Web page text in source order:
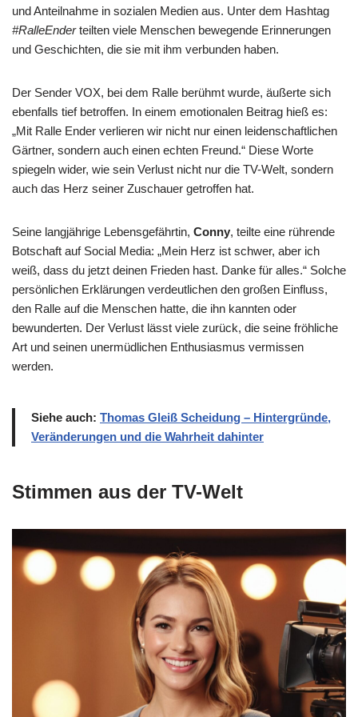
und Anteilnahme in sozialen Medien aus. Unter dem Hashtag
#RalleEnderteilten viele Menschen bewegende Erinnerungen
und Geschichten, die sie mit ihm verbunden haben.
Der Sender VOX, bei dem Ralle berühmt wurde, äußerte sich
ebenfalls tief betroffen. In einem emotionalen Beitrag hieß es:
„Mit Ralle Ender verlieren wir nicht nur einen leidenschaftlichen
Gärtner, sondern auch einen echten Freund.“ Diese Worte
spiegeln wider, wie sein Verlust nicht nur die TV-Welt, sondern
auch das Herz seiner Zuschauer getroffen hat.
Seine langjährige Lebensgefährtin, Conny, teilte eine rührende
Botschaft auf Social Media: „Mein Herz ist schwer, aber ich
weiß, dass du jetzt deinen Frieden hast. Danke für alles.“ Solche
persönlichen Erklärungen verdeutlichen den großen Einfluss,
den Ralle auf die Menschen hatte, die ihn kannten oder
bewunderten. Der Verlust lässt viele zurück, die seine fröhliche
Art und seinen unermüdlichen Enthusiasmus vermissen
werden.
Siehe auch: Thomas Gleiß Scheidung – Hintergründe,
Veränderungen und die Wahrheit dahinter
Stimmen aus der TV-Welt